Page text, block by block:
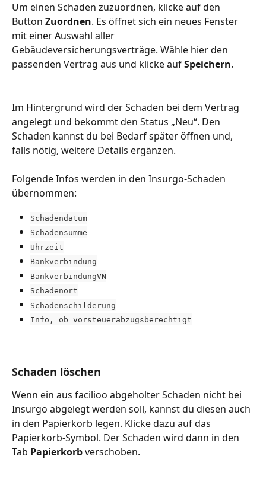
Um einen Schaden zuzuordnen, klicke auf den
Button Zuordnen. Es öffnet sich ein neues Fenster
mit einer Auswahl aller
Gebäudeversicherungsverträge. Wähle hier den
passenden Vertrag aus und klicke auf Speichern.
Im Hintergrund wird der Schaden bei dem Vertrag
angelegt und bekommt den Status „Neu“. Den
Schaden kannst du bei Bedarf später öffnen und,
falls nötig, weitere Details ergänzen.
Folgende Infos werden in den Insurgo-Schaden
übernommen:
Schadendatum
Schadensumme
Uhrzeit
Bankverbindung
BankverbindungVN
Schadenort
Schadenschilderung
Info, ob vorsteuerabzugsberechtigt
Schaden löschen
Wenn ein aus facilioo abgeholter Schaden nicht bei
Insurgo abgelegt werden soll, kannst du diesen auch
in den Papierkorb legen. Klicke dazu auf das
Papierkorb-Symbol. Der Schaden wird dann in den
Tab Papierkorb verschoben.